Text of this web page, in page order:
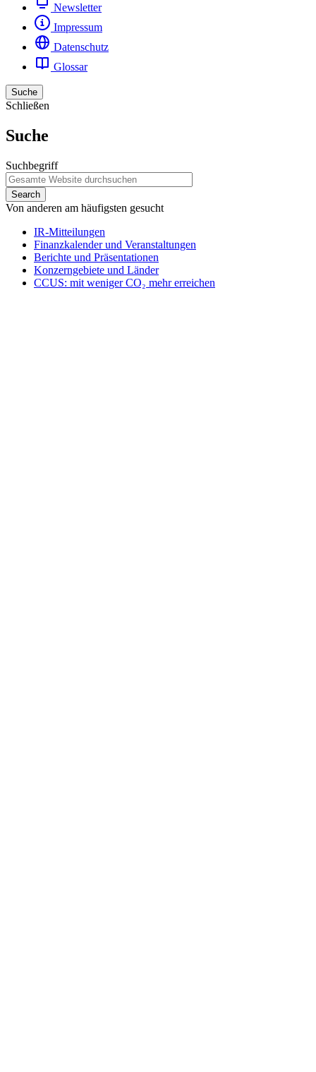
Newsletter
Impressum
Datenschutz
Glossar
Suche
Schließen
Suche
Suchbegriff
Von anderen am häufigsten gesucht
IR-Mitteilungen
Finanzkalender und Veranstaltungen
Berichte und Präsentationen
Konzerngebiete und Länder
CCUS: mit weniger CO₂ mehr erreichen